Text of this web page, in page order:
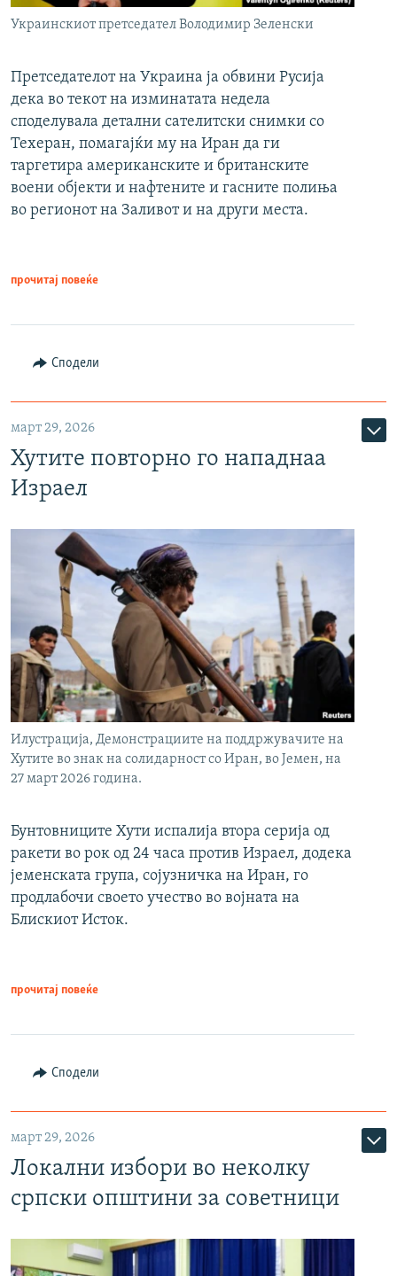
Украинскиот претседател Володимир Зеленски
Претседателот на Украина ја обвини Русија
дека во текот на изминатата недела
споделувала детални сателитски снимки со
Техеран, помагајќи му на Иран да ги
таргетира американските и британските
воени објекти и нафтените и гасните полиња
во регионот на Заливот и на други места.
прочитај повеќе
Сподели
март 29, 2026
Хутите повторно го нападнаа
Израел
Илустрација, Демонстрациите на поддржувачите на
Хутите во знак на солидарност со Иран, во Јемен, на
27 март 2026 година.
Бунтовниците Хути испалија втора серија од
ракети во рок од 24 часа против Израел, додека
јеменската група, сојузничка на Иран, го
продлабочи своето учество во војната на
Блискиот Исток.
прочитај повеќе
Сподели
март 29, 2026
Локални избори во неколку
српски општини за советници